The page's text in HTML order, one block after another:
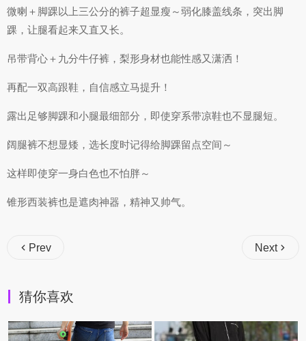
微喇＋脚踝以上三公分的裤子超显瘦～弱化膝盖线条，突出脚
踝，让腿看起来又直又长。
吊带背心＋九分牛仔裤，梨形身材也能性感又潇洒！
再配一双高跟鞋，自信感立马提升！
露出足够脚踝和小腿最细部分，即使穿系带凉鞋也不显腿短。
阔腿裤不想显矮，选长度时记得给脚踝留点空间～
这样即使穿一身白色也不怕胖～
锥形西装裤也是遮肉神器，精神又帅气。
Prev Next
猜你喜欢